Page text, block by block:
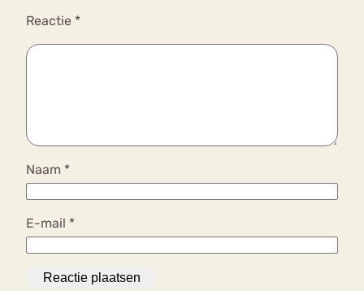
Reactie *
Naam *
E-mail *